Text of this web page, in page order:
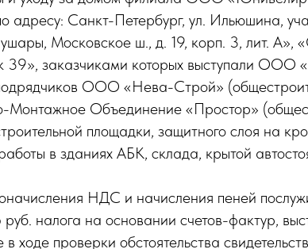
Санкт-Петербург, ул. Ильюшина,
Московское ш., д. 19, корп. 3, лит. А»,
39», заказчиками которых
ООО «Нева-Строй»
Объединение «Простор»
площадки, защитного слоя на
в зданиях АБК, склада, крытой
НДС и начисления пеней
налога на основании счетов-фактур,
проверки обстоятельства